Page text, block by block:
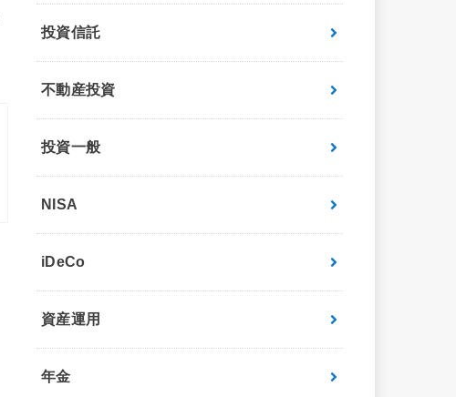
投資信託
不動産投資
投資一般
NISA
iDeCo
資産運用
年金